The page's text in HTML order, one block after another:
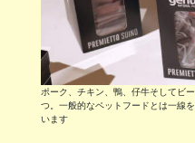
ポーク、チキン、鴨、仔牛そしてビ
つ。一般的なペットフードとは一線
います